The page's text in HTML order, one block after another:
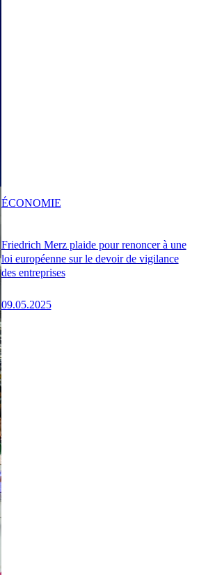
Friedrich Merz plaide pour renoncer à une
loi européenne sur le devoir de vigilance
des entreprises
09.05.2025
ÉCONOMIE